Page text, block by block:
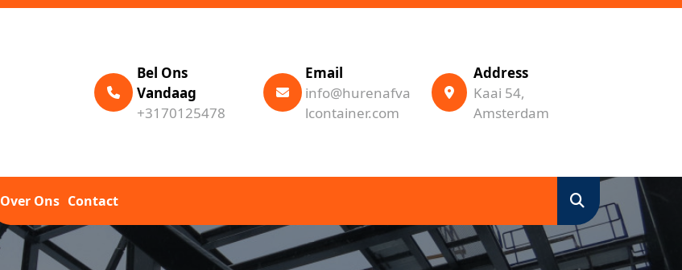
Bel Ons
Vandaag
+3170125478
Email
info@hurenafva
lcontainer.com
Address
Kaai 54,
Amsterdam
Over Ons Contact